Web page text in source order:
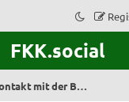
FKK.social
Kontakt mit der Board-Administration aufnehmen